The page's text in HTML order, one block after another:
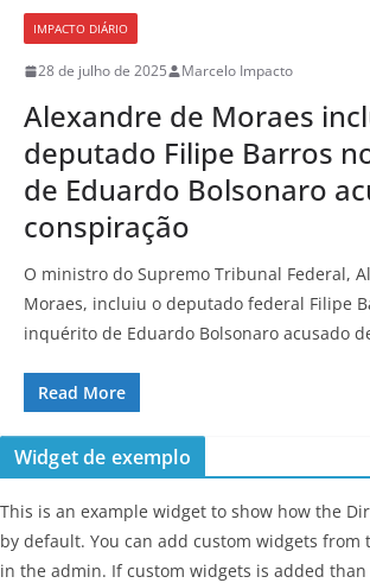
IMPACTO DIÁRIO
28 de julho de 2025 Marcelo Impacto
Alexandre de Moraes
deputado Filipe Barros
de Eduardo Bolsonaro
conspiração
O ministro do Supremo Tribunal Federal,
Moraes, incluiu o deputado federal Filipe
inquérito de Eduardo Bolsonaro acusado
Read More
Widget de exemplo
This is an example widget to show how the
by default. You can add custom widgets from
in the admin. If custom widgets is added